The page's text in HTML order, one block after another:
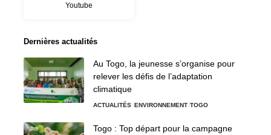
Youtube
Dernières actualités
Au Togo, la jeunesse s’organise pour
relever les défis de l’adaptation
climatique
ACTUALITÉS ENVIRONNEMENT TOGO
Togo : Top départ pour la campagne